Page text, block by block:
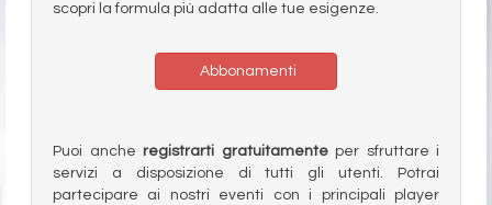
scopri la formula più adatta alle tue esigenze.
Abbonamenti
Puoi anche registrarti gratuitamenteper sfruttare i
servizi a disposizione di tutti gli utenti. Potrai
partecipare ai nostri eventi con i principali player